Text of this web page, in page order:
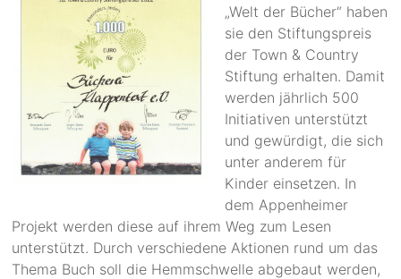
„Welt der Bücher“ haben
sie den Stiftungspreis
der Town & Country
Stiftung erhalten. Damit
werden jährlich 500
Initiativen unterstützt
und gewürdigt, die sich
unter anderem für
Kinder einsetzen. In
dem Appenheimer
Projekt werden diese auf ihrem Weg zum Lesen
unterstützt. Durch verschiedene Aktionen rund um das
Thema Buch soll die Hemmschwelle abgebaut werden,